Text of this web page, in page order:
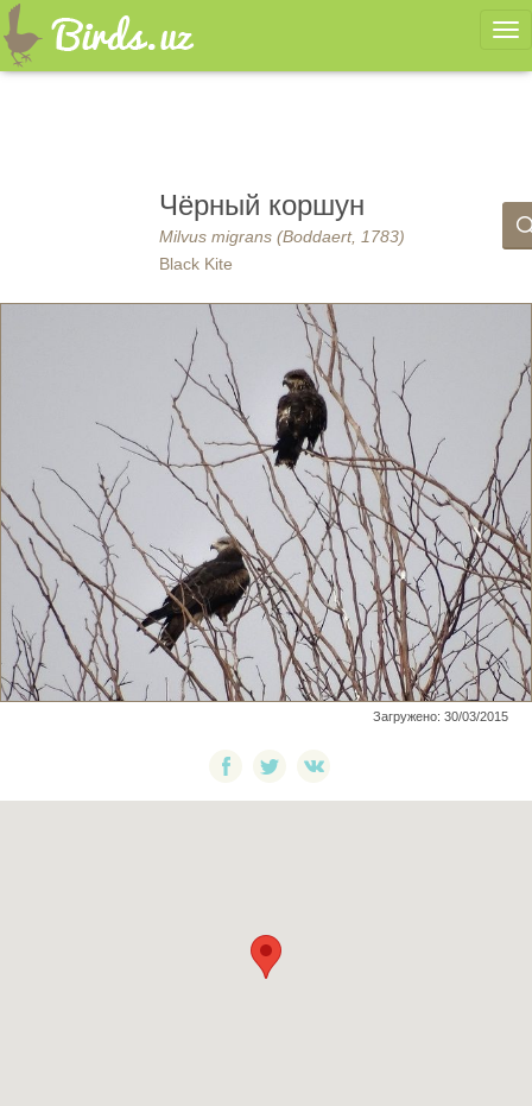
Чёрный коршун
Milvus migrans (Boddaert, 1783)
Black Kite
Загружено: 30/03/2015